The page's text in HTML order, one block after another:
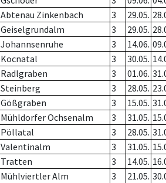
Abtenau Zinkenbach 3 29.05.
Geiselgrundalm 3 29.05.
Johannsenruhe 3 14.06.
Kocnatal 3 30.05.
Radlgraben 3 01.06.
Steinberg 3 28.05.
Gößgraben 3 15.05.
Mühldorfer Ochsenalm 3 31.05.
Pöllatal 3 28.05.
Valentinalm 3 31.05.
Tratten 3 14.05.
Mühlviertler Alm 3 21.05.